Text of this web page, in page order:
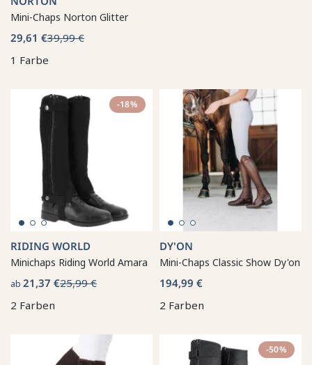
Mini-Chaps Norton Glitter
29,61 €39,99 €
1 Farbe
-18%
RIDING WORLD
Minichaps Riding World Amara
ab 21,37 €25,99 €
2 Farben
DY'ON
Mini-Chaps Classic Show Dy'on
194,99 €
2 Farben
-50%